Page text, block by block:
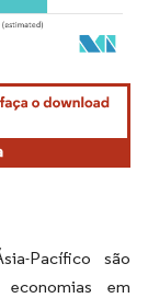
conforme CC BY 4.0.
Pacífico são
economias em